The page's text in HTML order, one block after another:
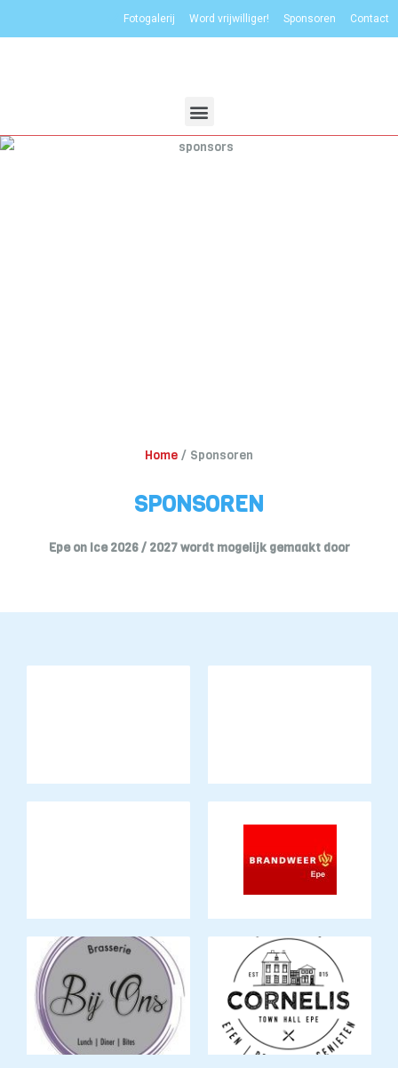
Fotogalerij Word vrijwilliger! Sponsoren Contact
Home Sponsoren
SPONSOREN
Epe on Ice 2026 / 2027 wordt mogelijk gemaakt door